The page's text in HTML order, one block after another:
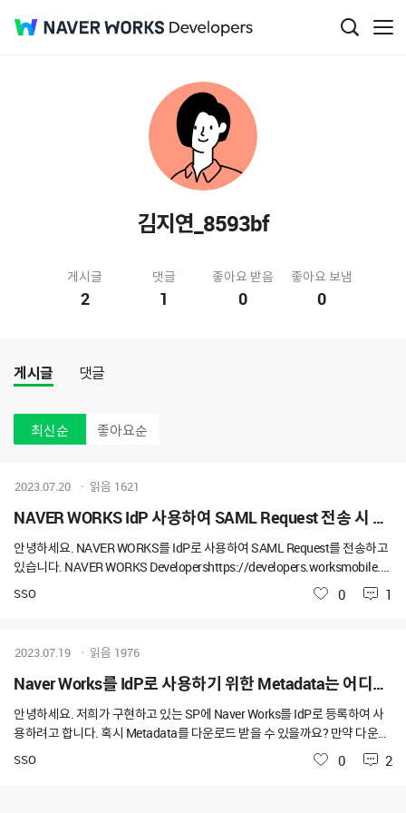
김지연_8593bf
게시글
2
댓글
1
좋아요 받음
0
좋아요 보냄
0
게시글 댓글
최신순 좋아요순
NAVER WORKS IdP 사용하여 SAML Request 전송 시 RelayState 파라미터 사용 관련
안녕하세요. NAVER WORKS를 IdP로 사용하여 SAML Request를 전송하고
있습니다. NAVER WORKS Developershttps://developers.worksmobile.c
om/kr/docs/sso-idp-request 파라미터로 SAMLRequest와 RelayState를
전달할 수 있도록 되어 있는데요 RelayState가 정상적으로 처리를 못하고 있
기와 같이 Reponse 데이터로 RelayState가 '{' 값만 전달 오고 있습니다. Rela
yState 파라미터 설명이 인증 실패 시 재시도하는 URL이라고 명시되어 있는
데, 인증 성공 시에도 OAuth 2.0과 동일한 state 파라미터 정보로 사용할 수 있
SSO
2023.07.20 읽음 1621
좋아요
0 1
Naver Works를 IdP로 사용하기 위한 Metadata는 어디에서 다운로드 받을 수 있나요?
안녕하세요. 저희가 구현하고 있는 SP에 Naver Works를 IdP로 등록하여 사
용하려고 합니다. 혹시 Metadata를 다운로드 받을 수 있을까요? 만약 다운로
드 받을 수 있다면 어디에서 받을 수 있나요? https://www.samltool.com/id
p_metadata.php SAML Identity Provider (IdP) XML MetadatEasy online
SSO
2023.07.19 읽음 1976
좋아요
0 2